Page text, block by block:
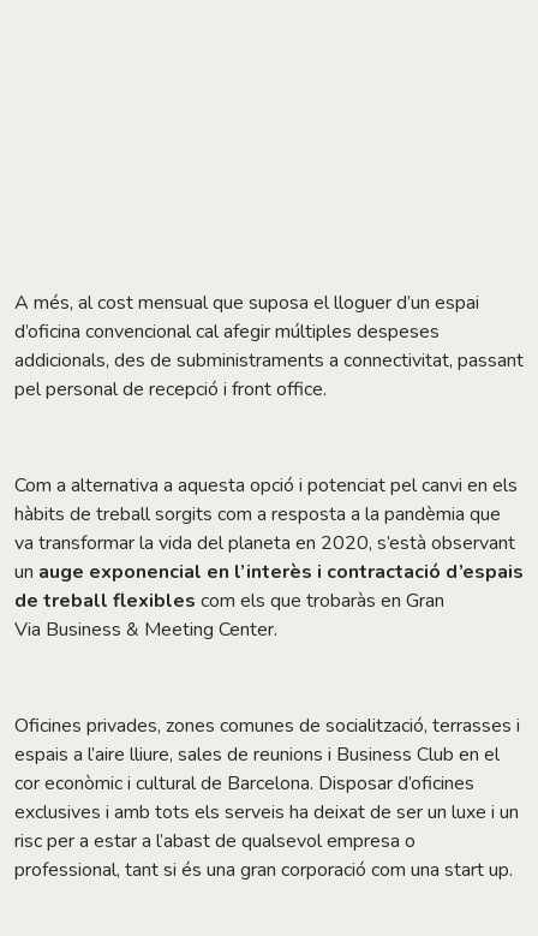
A més, al cost mensual que suposa el lloguer d’un espai
d’oficina convencional cal afegir múltiples despeses
addicionals, des de subministraments a connectivitat, passant
pel personal de recepció i front office.
Com a alternativa a aquesta opció i potenciat pel canvi en els
hàbits de treball sorgits com a resposta a la pandèmia que
va transformar la vida del planeta en 2020, s’està observant
un auge exponencial en l’interès i contractació d’espais
de treball flexibles com els que trobaràs en Gran
Via Business & Meeting Center.
Oficines privades, zones comunes de socialització, terrasses i
espais a l’aire lliure, sales de reunions i Business Club en el
cor econòmic i cultural de Barcelona. Disposar d’oficines
exclusives i amb tots els serveis ha deixat de ser un luxe i un
risc per a estar a l’abast de qualsevol empresa o
professional, tant si és una gran corporació com una start up.